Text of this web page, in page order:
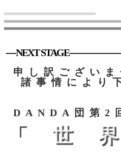
----NEXT
申し訳ございま
諸事情により
DANDA団第2
「世